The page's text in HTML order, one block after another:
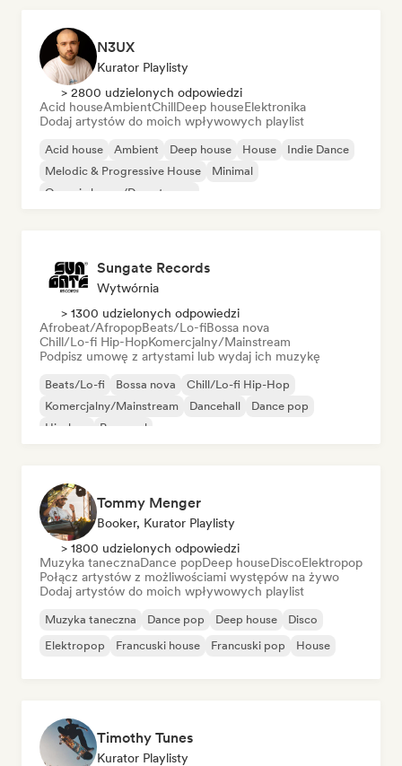
N3UX
Kurator Playlisty
> 2800 udzielonych odpowiedzi
Acid houseAmbientChillDeep houseElektronika
Dodaj artystów do moich wpływowych playlist
Acid house Ambient Deep house House
Indie Dance
Melodic & Progressive House
Minimal
Organic house/Downtempo
Sungate Records
Wytwórnia
> 1300 udzielonych odpowiedzi
Afrobeat/AfropopBeats/Lo-fiBossa nova
Chill/Lo-fi Hip-HopKomercjalny/Mainstream
Podpisz umowę z artystami lub wydaj ich muzykę
Beats/Lo-fi Bossa nova
Chill/Lo-fi Hip-Hop
Komercjalny/Mainstream
Dancehall
Dance pop
Hip-hop
Pop-soul
Tommy Menger
Booker, Kurator Playlisty
> 1800 udzielonych odpowiedzi
Muzyka tanecznaDance popDeep houseDiscoElektropop
Połącz artystów z możliwościami występów na żywo
Dodaj artystów do moich wpływowych playlist
Muzyka taneczna Dance pop Deep house
Disco
Elektropop
Francuski house Francuski pop House
Timothy Tunes
Kurator Playlisty